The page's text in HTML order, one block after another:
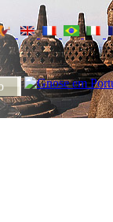
VOPUS | Gnose